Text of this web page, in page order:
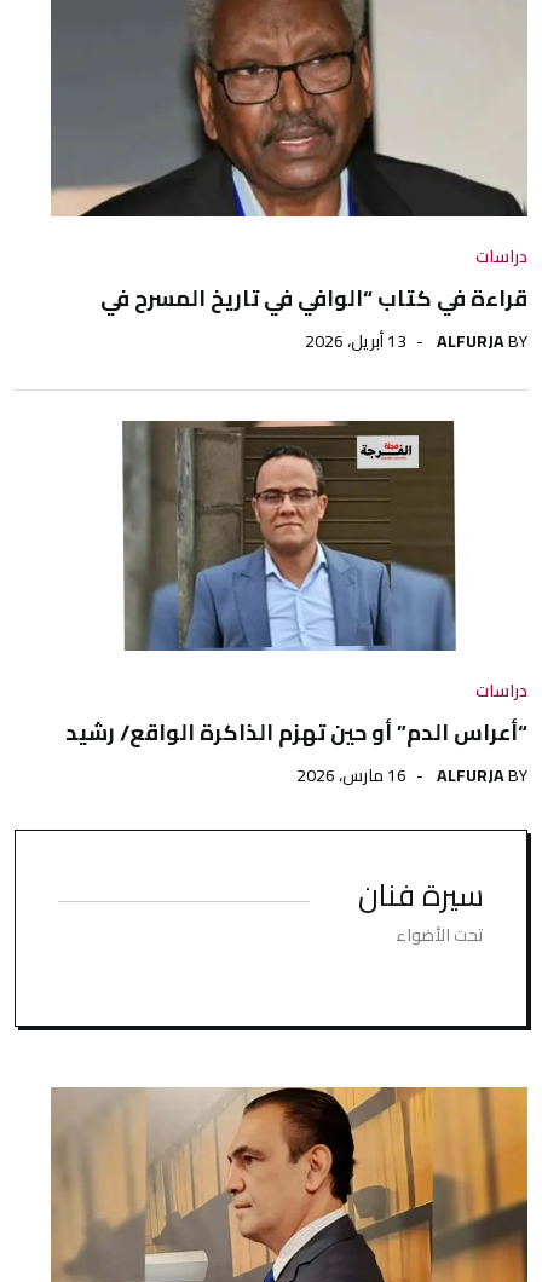
دراسات
قراءة في كتاب “الوافي في تاريخ المسرح في
BY
ALFURJA 13 أبريل، 2026
دراسات
“أعراس الدم” أو حين تهزم الذاكرة الواقع/ رشيد
BY
ALFURJA 16 مارس، 2026
سيرة فنان
تحت الأضواء